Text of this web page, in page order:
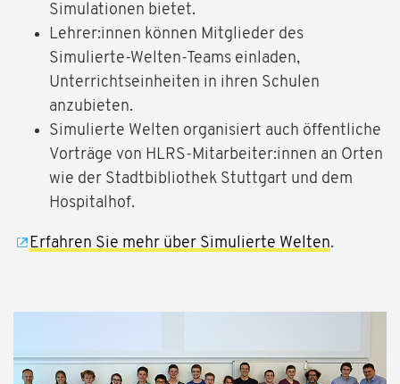
Simulationen bietet.
Lehrer:innen können Mitglieder des
Simulierte-Welten-Teams einladen,
Unterrichtseinheiten in ihren Schulen
anzubieten.
Simulierte Welten organisiert auch öffentliche
Vorträge von HLRS-Mitarbeiter:innen an Orten
wie der Stadtbibliothek Stuttgart und dem
Hospitalhof.
Erfahren Sie mehr über Simulierte Welten.